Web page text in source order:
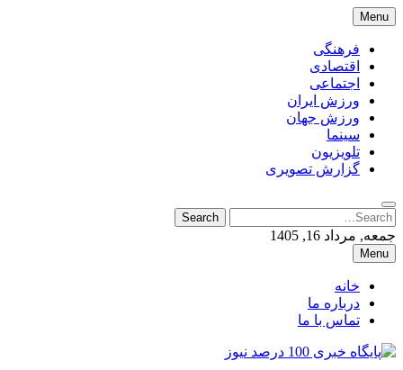
Skip
to
content
Menu
فرهنگی
اقتصادی
اجتماعی
ورزش ایران
ورزش جهان
سینما
تلویزیون
گزارش تصویری
Search
for:
Search
جمعه, مرداد 16, 1405
Menu
خانه
درباره ما
تماس با ما